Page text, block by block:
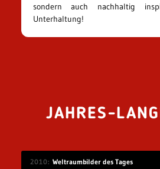
sondern auch nachhaltig
Unterhaltung!
JAHRES-
2010 Weltraumbilder des Tages